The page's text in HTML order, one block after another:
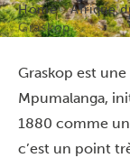
Home Afrique
Graskop
Graskop est
Mpumalanga,
1880 comme
c’est un point